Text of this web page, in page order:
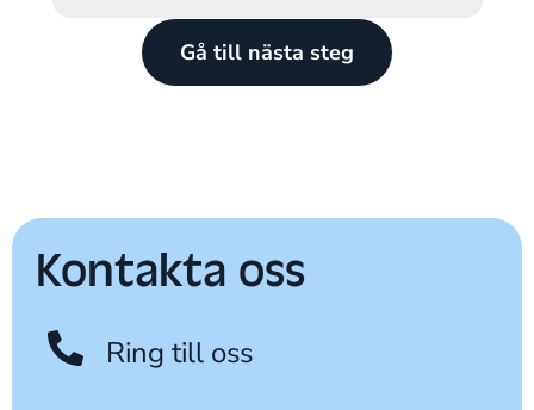
Gå till nästa steg
Kontakta oss
Ring till oss